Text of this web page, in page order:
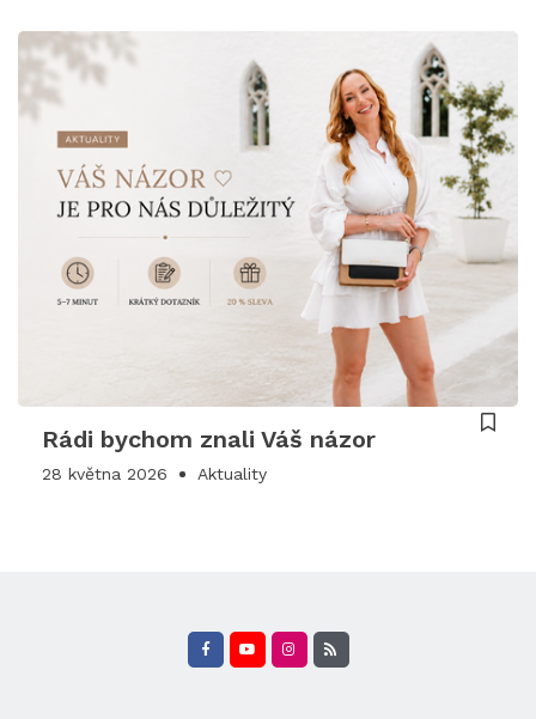
Rádi bychom znali Váš názor
28 května 2026 Aktuality